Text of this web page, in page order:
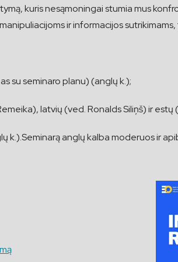
kuris nesąmoningai stumia mus
ir informacijos
su seminaro planu) (anglų k.);
latvių (ved. Ronalds Siliņš) ir
k.).Seminarą anglų kalba moderuos ir